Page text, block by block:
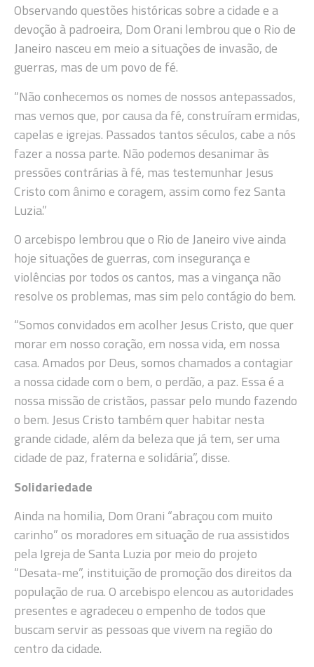
Observando questões históricas sobre a cidade e a
devoção à padroeira, Dom Orani lembrou que o Rio de
Janeiro nasceu em meio a situações de invasão, de
guerras, mas de um povo de fé.
“Não conhecemos os nomes de nossos antepassados,
mas vemos que, por causa da fé, construíram ermidas,
capelas e igrejas. Passados tantos séculos, cabe a nós
fazer a nossa parte. Não podemos desanimar às
pressões contrárias à fé, mas testemunhar Jesus
Cristo com ânimo e coragem, assim como fez Santa
Luzia.”
O arcebispo lembrou que o Rio de Janeiro vive ainda
hoje situações de guerras, com insegurança e
violências por todos os cantos, mas a vingança não
resolve os problemas, mas sim pelo contágio do bem.
“Somos convidados em acolher Jesus Cristo, que quer
morar em nosso coração, em nossa vida, em nossa
casa. Amados por Deus, somos chamados a contagiar
a nossa cidade com o bem, o perdão, a paz. Essa é a
nossa missão de cristãos, passar pelo mundo fazendo
o bem. Jesus Cristo também quer habitar nesta
grande cidade, além da beleza que já tem, ser uma
cidade de paz, fraterna e solidária”, disse.
Solidariedade
Ainda na homilia, Dom Orani “abraçou com muito
carinho” os moradores em situação de rua assistidos
pela Igreja de Santa Luzia por meio do projeto
“Desata-me”, instituição de promoção dos direitos da
população de rua. O arcebispo elencou as autoridades
presentes e agradeceu o empenho de todos que
buscam servir as pessoas que vivem na região do
centro da cidade.